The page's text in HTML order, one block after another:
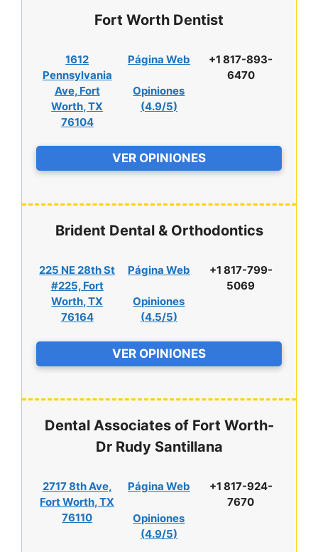
Fort Worth Dentist
1612
Pennsylvania
Ave, Fort
Worth, TX
76104
Página Web
Opiniones
(4.9/5)
+1 817-893-
6470
VER OPINIONES
Brident Dental & Orthodontics
225 NE 28th St
#225, Fort
Worth, TX
76164
Página Web
Opiniones
(4.5/5)
+1 817-799-
5069
VER OPINIONES
Dental Associates of Fort Worth-
Dr Rudy Santillana
2717 8th Ave,
Fort Worth, TX
76110
Página Web
Opiniones
(4.9/5)
+1 817-924-
7670